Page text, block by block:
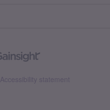
Accessibility statement